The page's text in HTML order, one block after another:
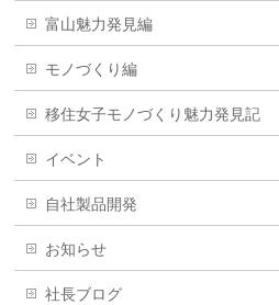
富山魅力発見編
モノづくり編
移住女子モノづくり魅力発見記
イベント
自社製品開発
お知らせ
社長ブログ